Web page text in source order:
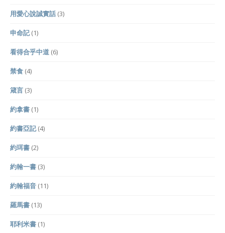
用愛心說誠實話 (3)
申命記(1)
看得合乎中道 (6)
禁食 (4)
箴言 (3)
約拿書 (1)
約書亞記(4)
約珥書 (2)
約翰一書 (3)
約翰福音 (11)
羅馬書 (13)
耶利米書 (1)